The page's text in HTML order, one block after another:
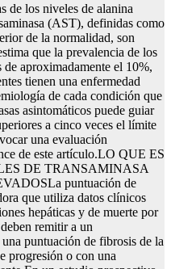
de los niveles de alanina
(AST), definidas como
de la normalidad, son
que la prevalencia de los
de aproximadamente el 10%,
tienen una enfermedad
de cada condición que
asintomáticos puede guiar
a cinco veces el límite
una evaluación
de este artículo.LO QUE ES
DE TRANSAMINASA
puntuación de
que utiliza datos clínicos
hepáticas y de muerte por
remitir a un
puntuación de fibrosis de la
progresión o con una